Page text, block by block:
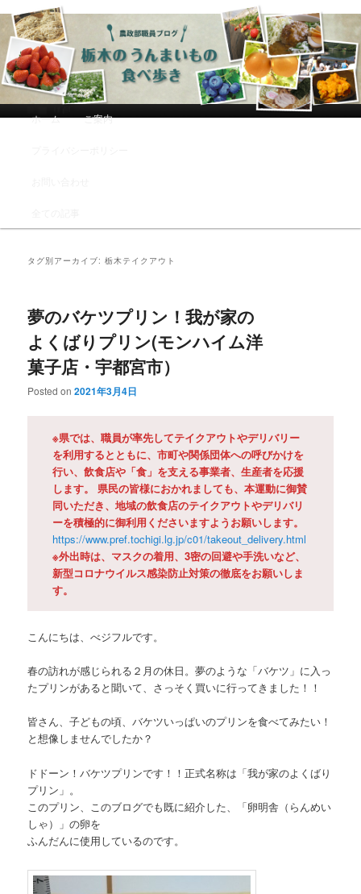
農政部職員ブログ「栃木のうんまい
もの食べ歩き」
メインコンテンツへ移動
サブコンテンツへ移動
ホーム ご案内
タグ別アーカイブ:栃木テイクアウト
夢のバケツプリン！我が家の
よくばりプリン(モンハイム洋
菓子店・宇都宮市）
Posted on2021年3月4日
※県では、職員が率先してテイクアウトやデリバリー
を利用するとともに、市町や関係団体への呼びかけを
行い、飲食店や「食」を支える事業者、生産者を応援
します。 県民の皆様におかれましても、本運動に御賛
同いただき、地域の飲食店のテイクアウトやデリバリ
ーを積極的に御利用くださいますようお願いします。
https://www.pref.tochigi.lg.jp/c01/takeout_delivery.html
※外出時は、マスクの着用、3密の回避や手洗いなど、
新型コロナウイルス感染防止対策の徹底をお願いしま
す。
こんにちは、べジフルです。
春の訪れが感じられる２月の休日。夢のような「バケツ」に入っ
たプリンがあると聞いて、さっそく買いに行ってきました！！
皆さん、子どもの頃、バケツいっぱいのプリンを食べてみたい！
と想像しませんでしたか？
ドドーン！バケツプリンです！！正式名称は「我が家のよくばり
プリン」。
このプリン、このブログでも既に紹介した、「卵明舎（らんめい
しゃ）」の卵を
ふんだんに使用しているのです。